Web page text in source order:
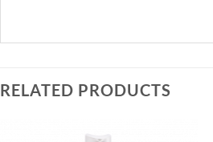
RELATED PRODUCTS